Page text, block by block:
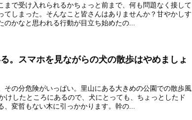
まで受け入れられるかちょっと前まで、何も問題なく接して
てしまった。そんなこと皆さんはありませんか？甘やかしす
かなと思われる行動が目立ち始めたの...
。スマホを見ながらの犬の散歩はやめましょ
その分危険がいっぱい。里山にある大きめの公園での散歩風
けしたところにあるので、犬にとっても、ちょっとしたド
、変哲もない木に引っかかります。幹の...